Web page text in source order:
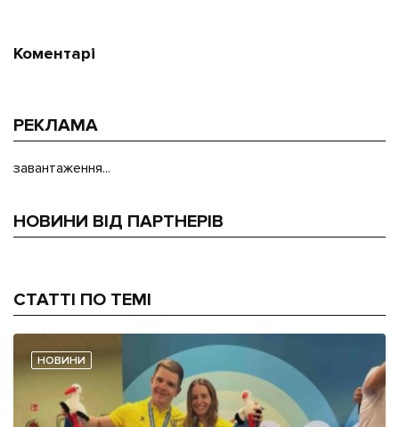
Коментарі
РЕКЛАМА
завантаження...
НОВИНИ ВІД ПАРТНЕРІВ
СТАТТІ ПО ТЕМІ
НОВИНИ